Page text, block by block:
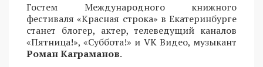
Гостем Международного книжного
фестиваля «Красная строка» в Екатеринбурге
станет блогер, актер, телеведущий каналов
«Пятница!», «Суббота!» и VK Видео, музыкант
Роман Каграманов.